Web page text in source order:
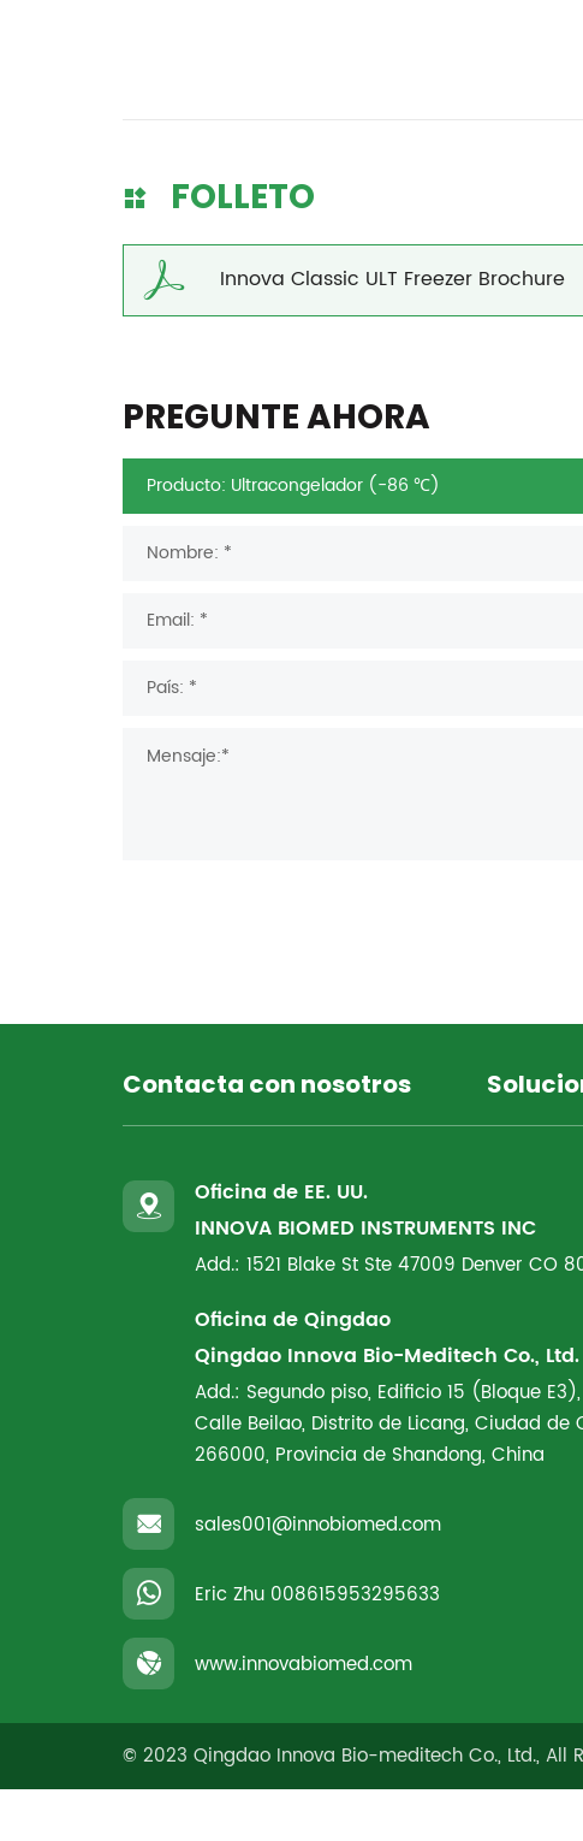
FOLLETO
Innova Classic ULT Freezer Brochure
PREGUNTE AHORA
Contacta con nosotros
Oficina de EE. UU.
INNOVA BIOMED INSTRUMENTS INC
Add.: 1521 Blake St Ste 47009 Denver CO
Oficina de Qingdao
Qingdao Innova Bio-Meditech Co., Ltd.
Add.: Segundo piso, Edificio 15 (Bloque E3),
Calle Beilao, Distrito de Licang, Ciudad de
266000, Provincia de Shandong, China
sales001@innobiomed.com
Eric Zhu 008615953295633
www.innovabiomed.com
© 2023 Qingdao Innova Bio-meditech Co., Ltd., All